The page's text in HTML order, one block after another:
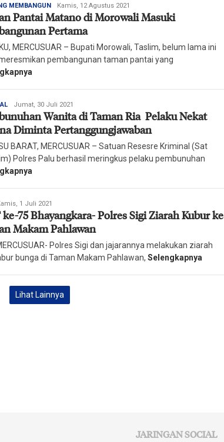
MEMBANGUNRedaksi
Harian
Mercusuar
Kamis, 12 Agustus 2021
Pantai Matano di Morowali Masuki
Pertama
MERCUSUAR – Bupati Morowali, Taslim, belum lama ini
pembangunan taman pantai yang
Redaksi
Harian
Mercusuar
Jumat, 30 Juli 2021
Wanita di Taman Ria Pelaku Nekat
Diminta Pertanggungjawaban
BARAT, MERCUSUAR – Satuan Resesre Kriminal (Sat
Polres Palu berhasil meringkus pelaku pembunuhan
1 Juli 2021
75 Bhayangkara- Polres Sigi Ziarah Kubur ke
Makam Pahlawan
Polres Sigi dan jajarannya melakukan ziarah
bunga di Taman Makam Pahlawan, Selengkapnya
Lihat Lainnya
JARINGAN SOCIAL